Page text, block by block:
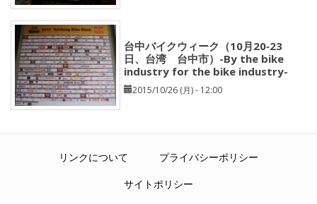
台中バイクウィーク（10月20‐23
日、台湾 台中市）-By the bike
industry for the bike industry-
2015/10/26 (月) - 12:00
リンクについて
プライバシーポリシー
サイトポリシー